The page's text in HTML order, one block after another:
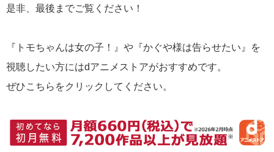
是非、最後までご覧ください！
『トモちゃんは女の子！』や『かぐや様は告らせたい』を
視聴したい方にはdアニメストアがおすすめです。
ぜひこちらをクリックしてください。